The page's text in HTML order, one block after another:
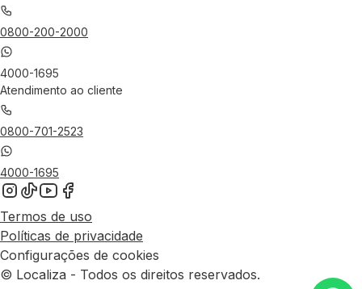
0800-200-2000
4000-1695
Atendimento ao cliente
0800-701-2523
4000-1695
Termos de uso
Políticas de privacidade
Configurações de cookies
© Localiza - Todos os direitos reservados.